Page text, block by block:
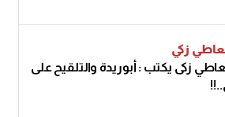
زكي
زكى يكتب : أبوريدة والتلقيح على